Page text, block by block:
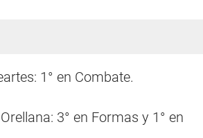
1° en Combate.
3° en Formas y 1° en